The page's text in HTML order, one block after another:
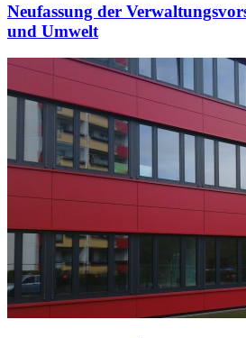
Neufassung der
und Umwelt